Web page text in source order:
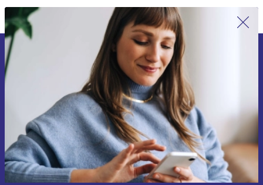
Inscrivez-vous à notre newsletter pour
la première fois et économisez 15 € !
Ne manquez plus aucune offre.
Voucher aanvragen
Retrouvez les informations sur l'utilisation des données personnelles
dans notre
politique de confidentialité.